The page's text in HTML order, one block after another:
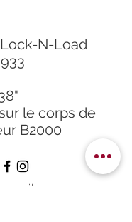
N-Load
le corps de
B2000